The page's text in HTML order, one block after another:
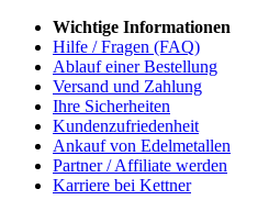
Wichtige Informationen
Hilfe / Fragen (FAQ)
Ablauf einer Bestellung
Versand und Zahlung
Ihre Sicherheiten
Kundenzufriedenheit
Ankauf von Edelmetallen
Partner / Affiliate werden
Karriere bei Kettner